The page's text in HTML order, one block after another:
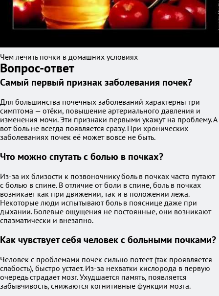
Чем лечить почки в домашних условиях
Вопрос-ответ
Самый первый признак заболевания почек?
Для большинства почечных заболеваний характерны три
симптома — отёки, повышение артериального давления и
изменения мочи. Эти признаки первыми укажут на проблему. А
вот боль не всегда появляется сразу. При хронических
заболеваниях почек её может вовсе не быть.
Что можно спутать с болью в почках?
Из-за их близости к позвоночнику боль в почках часто путают
с болью в спине. В отличие от боли в спине, боль в почках
возникает как при движении, так и в положении лежа.
Некоторые люди испытывают боль в пояснице даже при
дыхании. Болевые ощущения не постоянные, они возникают
спазматически и внезапно.
Как чувствует себя человек с больными почками?
Человек с проблемами почек сильно потеет (так проявляется
слабость), быстро устает. Из-за нехватки кислорода в первую
очередь страдает мозг. Ухудшается память, появляется
забывчивость, снижаются когнитивные функции мозга.